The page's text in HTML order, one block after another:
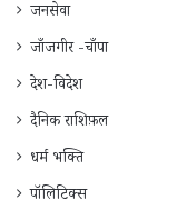
जनसेवा
जाँजगीर -चाँपा
देश-विदेश
दैनिक राशिफ़ल
धर्म भक्ति
पॉलिटिक्स